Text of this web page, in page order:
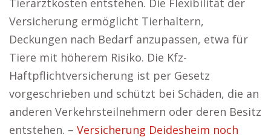
Tierarztkosten entstehen. Die Flexibilität der
Versicherung ermöglicht Tierhaltern,
Deckungen nach Bedarf anzupassen, etwa für
Tiere mit höherem Risiko. Die Kfz-
Haftpflichtversicherung ist per Gesetz
vorgeschrieben und schützt bei Schäden, die an
anderen Verkehrsteilnehmern oder deren Besitz
entstehen. – Versicherung Deidesheim noch